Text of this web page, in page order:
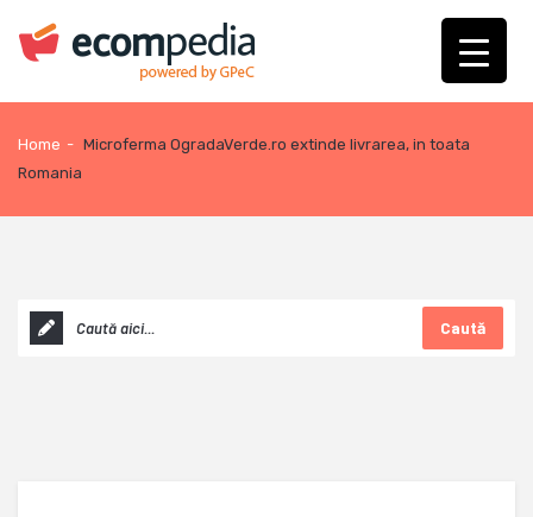
Home - Microferma OgradaVerde.ro extinde livrarea, in toata
Romania
Caută